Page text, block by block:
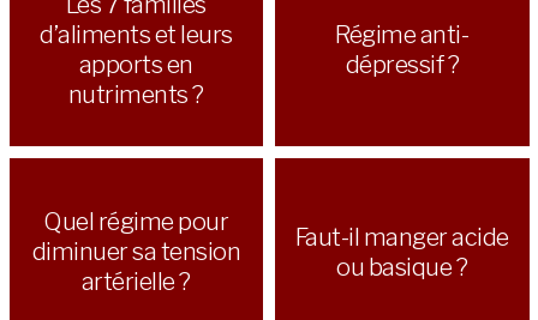
d’aliments et leurs
apports en
nutriments ?
Régime anti-
dépressif ?
Quel régime pour
diminuer sa tension
artérielle ?
Faut-il manger acide
ou basique ?